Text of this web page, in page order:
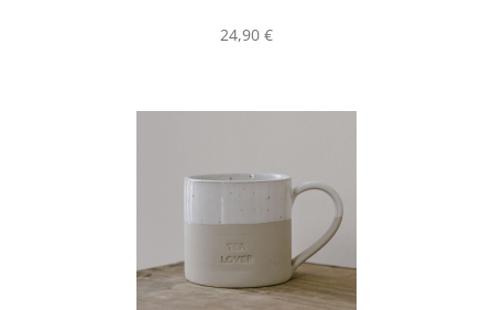
Regulärer Preis:
24,90 €